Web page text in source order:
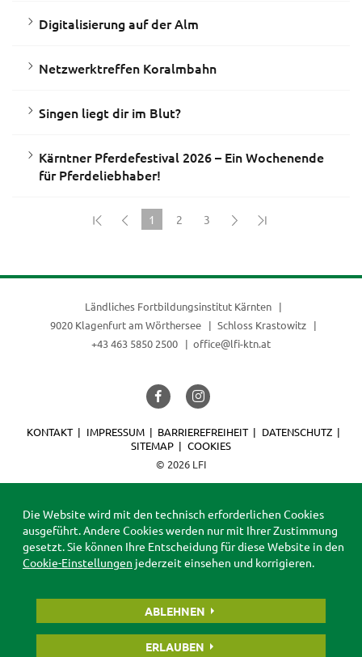
Digitalisierung auf der Alm
Netzwerktreffen Koralmbahn
Singen liegt dir im Blut?
Kärntner Pferdefestival 2026 – Ein Wochenende
für Pferdeliebhaber!
1
2 3
Ländliches Fortbildungsinstitut Kärnten
9020 Klagenfurt am Wörthersee
Schloss Krastowitz
+43 463 5850 2500
office@lfi-ktn.at
© 2026 LFI
KONTAKT IMPRESSUM BARRIEREFREIHEIT
DATENSCHUTZ
SITEMAP
COOKIES
Die Website wird mit den technisch erforderlichen Cookies
ausgeführt. Andere Cookies werden nur mit Ihrer Zustimmung
gesetzt. Sie können Ihre Entscheidung für diese Website in den
Cookie-Einstellungen jederzeit einsehen und korrigieren.
ABLEHNEN
ERLAUBEN